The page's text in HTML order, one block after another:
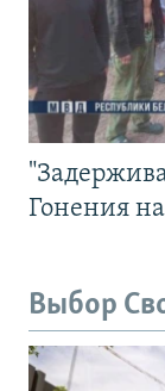
Гонения
Выбор